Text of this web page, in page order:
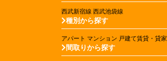
西武新宿線 西武池袋線
種別から探す
アパート マンション 戸建て賃貸・貸家
間取りから探す